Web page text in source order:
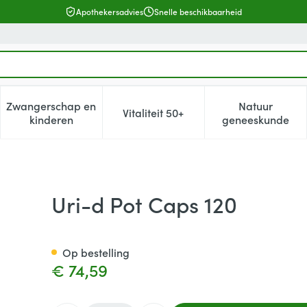
Apothekersadvies Snelle beschikbaarheid
verzorging en hygiëne categorie
voor Dieet, voeding en vitamines categorie
Zwangerschap en
kinderenToon submenu voor Zwangerschap en kinderen
Vitaliteit 50+Toon submenu voor Vitaliteit
Natuur
geneeskunde
Toon
Uri-d Pot Caps 120
€ 74,59
Op bestelling